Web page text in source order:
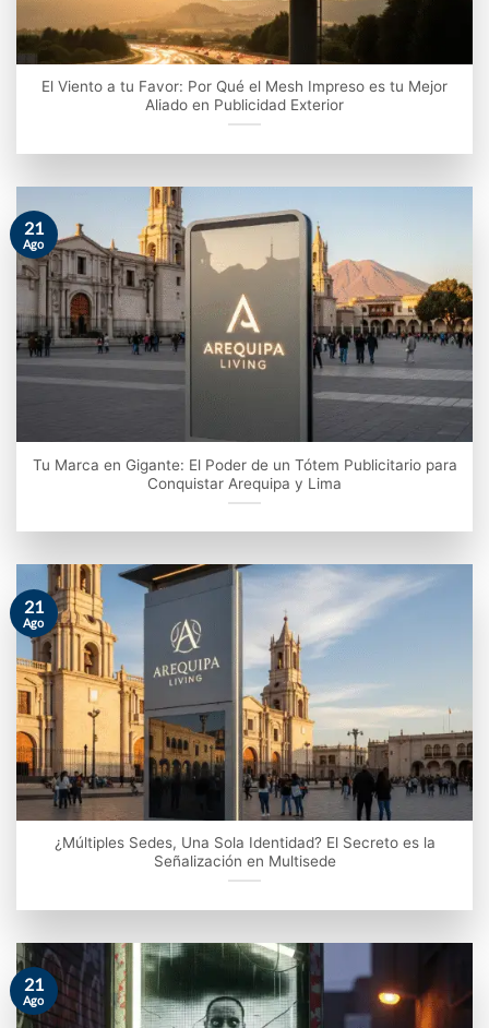
El Viento a tu Favor: Por Qué el Mesh Impreso es tu Mejor
Aliado en Publicidad Exterior
Tu Marca en Gigante: El Poder de un Tótem Publicitario para
Conquistar Arequipa y Lima
21
Ago
¿Múltiples Sedes, Una Sola Identidad? El Secreto es la
Señalización en Multisede
21
Ago
21
Ago